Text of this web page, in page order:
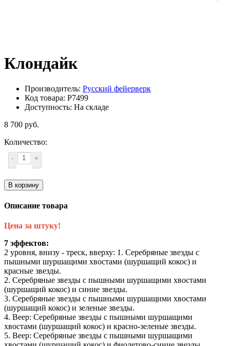
Клондайк
Производитель: Русский фейерверк
Код товара: Р7499
Доступность: На складе
8 700 руб.
Количество:
- +
В корзину
Описание товара
Цена за штуку!
7 эффектов:
2 уровня, внизу - треск, вверху: 1. Серебряные звезды с
пышными шуршащими хвостами (шуршащий кокос) и
красные звезды.
2. Серебряные звезды с пышными шуршащими хвостами
(шуршащий кокос) и синие звезды.
3. Серебряные звезды с пышными шуршащими хвостами
(шуршащий кокос) и зеленые звезды.
4. Веер: Серебряные звезды с пышными шуршащими
хвостами (шуршащий кокос) и красно-зеленые звезды.
5. Веер: Серебряные звезды с пышными шуршащими